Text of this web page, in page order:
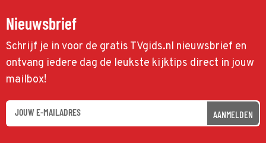
Nieuwsbrief
Schrijf je in voor de gratis TVgids.nl nieuwsbrief en
ontvang iedere dag de leukste kijktips direct in jouw
mailbox!
AANMELDEN